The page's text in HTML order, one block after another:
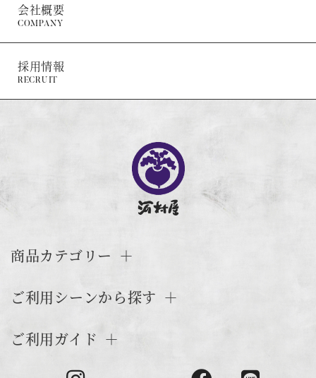
COMPANY
会社概要
RECRUIT
採用情報
商品カテゴリー
ご利用シーンから探す
ご利用ガイド